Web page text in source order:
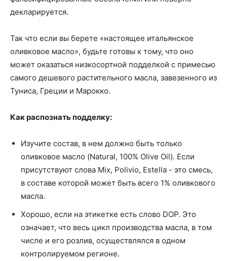
декларируется.
Так что если вы берете «настоящее итальянское
оливковое масло», будьте готовы к тому, что оно
может оказаться низкосортной подделкой с примесью
самого дешевого растительного масла, завезенного из
Туниса, Греции и Марокко.
Как распознать подделку:
Изучите состав, в нем должно быть только
оливковое масло (Natural, 100% Olive Oil). Если
присутствуют слова Mix, Polivio, Estella - это смесь,
в составе которой может быть всего 1% оливкового
масла.
Хорошо, если на этикетке есть слово DOP. Это
означает, что весь цикл производства масла, в том
числе и его розлив, осуществлялся в одном
контролируемом регионе.